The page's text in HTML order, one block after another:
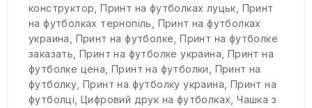
конструктор,Принт на футболках луцьк, Принт
на футболках тернопіль, Принт на футболках
украина, Принт на футболке,Принт на футболке
заказать,Принт на футболке украина, Принт на
футболке цена,Принт на футболки, Принт на
футболку,Принт на футболку украина, Принт на
футболці,Цифровий друк на футболках,Чашка з